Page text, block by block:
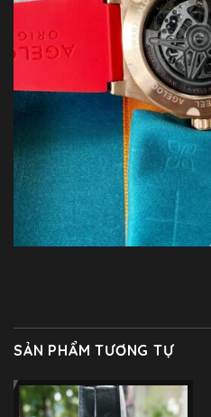
SẢN PHẨM TƯƠNG TỰ